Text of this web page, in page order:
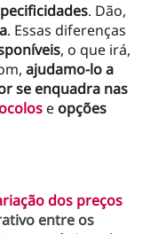
. Dão,
. Essas diferenças
, o que irá,
ajudamo-lo a
se enquadra nas
e opções
dos preços
entre os